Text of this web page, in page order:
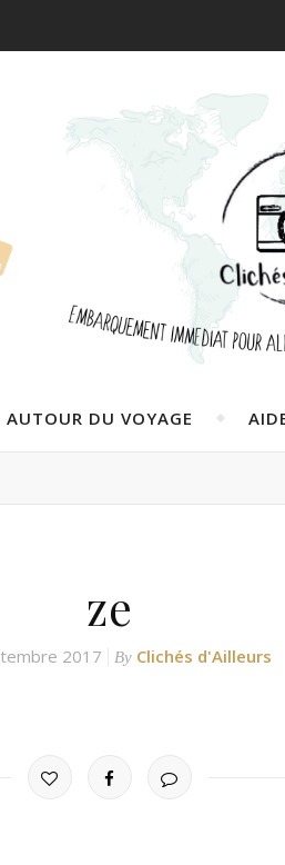
AUTOUR DU VOYAGE
ze
2017 By Clichés d'Ailleurs